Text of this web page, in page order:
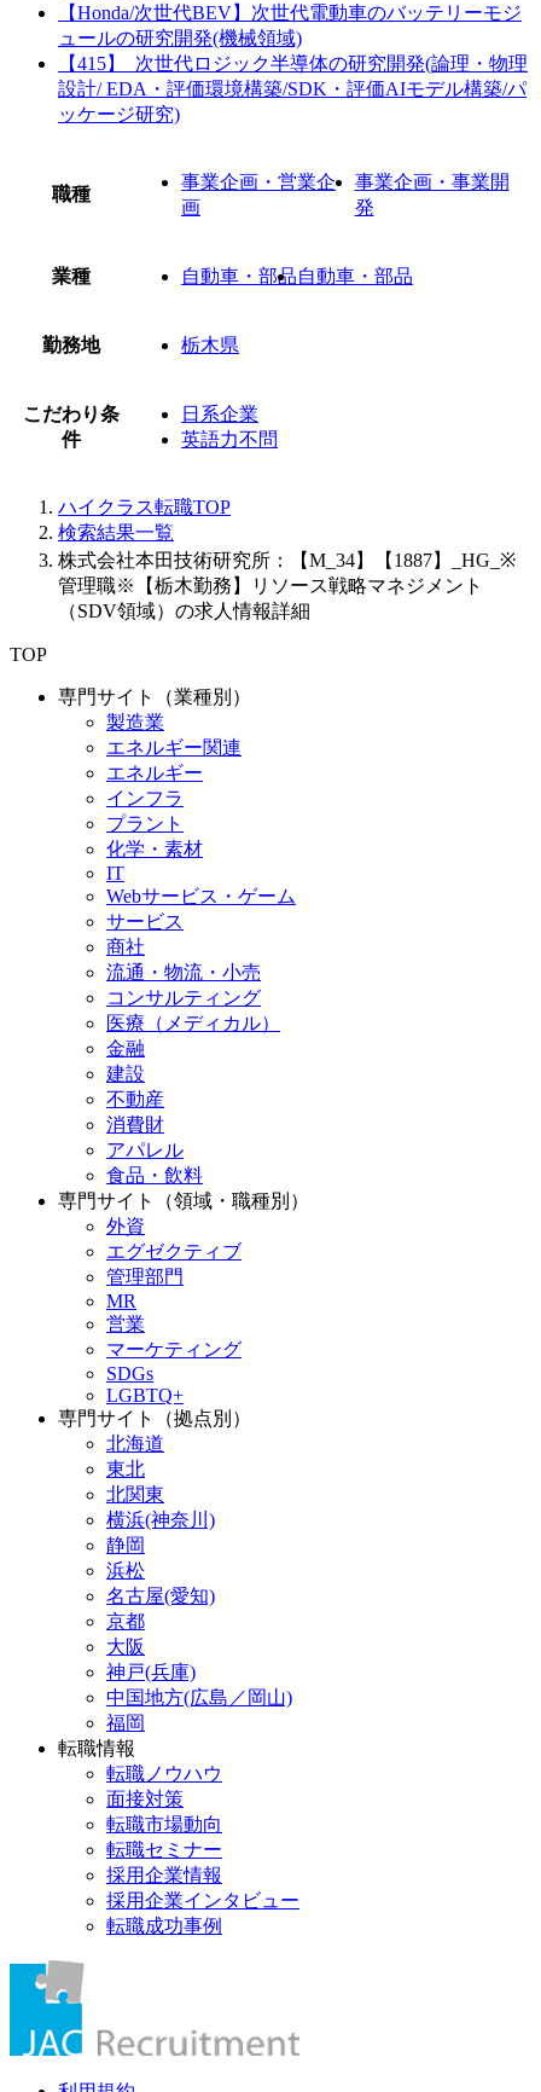
【Honda/次世代BEV】次世代電動車のバッテリーモジ
ュールの研究開発(機械領域)
【415】_次世代ロジック半導体の研究開発(論理・物理
設計/ EDA・評価環境構築/SDK・評価AIモデル構築/パ
ッケージ研究)
職種
事業企画・営業企
画
事業企画・事業開
発
業種 自動車・部品自動車・部品
勤務地 栃木県
こだわり条
件
日系企業
英語力不問
ハイクラス転職TOP
検索結果一覧
株式会社本田技術研究所：【M_34】【1887】_HG_※
管理職※【栃木勤務】リソース戦略マネジメント
（SDV領域）の求人情報詳細
TOP
専門サイト（業種別）
製造業
エネルギー関連
エネルギー
インフラ
プラント
化学・素材
IT
Webサービス・ゲーム
サービス
商社
流通・物流・小売
コンサルティング
医療（メディカル）
金融
建設
不動産
消費財
アパレル
食品・飲料
専門サイト（領域・職種別）
外資
エグゼクティブ
管理部門
MR
営業
マーケティング
SDGs
LGBTQ+
専門サイト（拠点別）
北海道
東北
北関東
横浜(神奈川)
静岡
浜松
名古屋(愛知)
京都
大阪
神戸(兵庫)
中国地方(広島／岡山)
福岡
転職情報
転職ノウハウ
面接対策
転職市場動向
転職セミナー
採用企業情報
採用企業インタビュー
転職成功事例